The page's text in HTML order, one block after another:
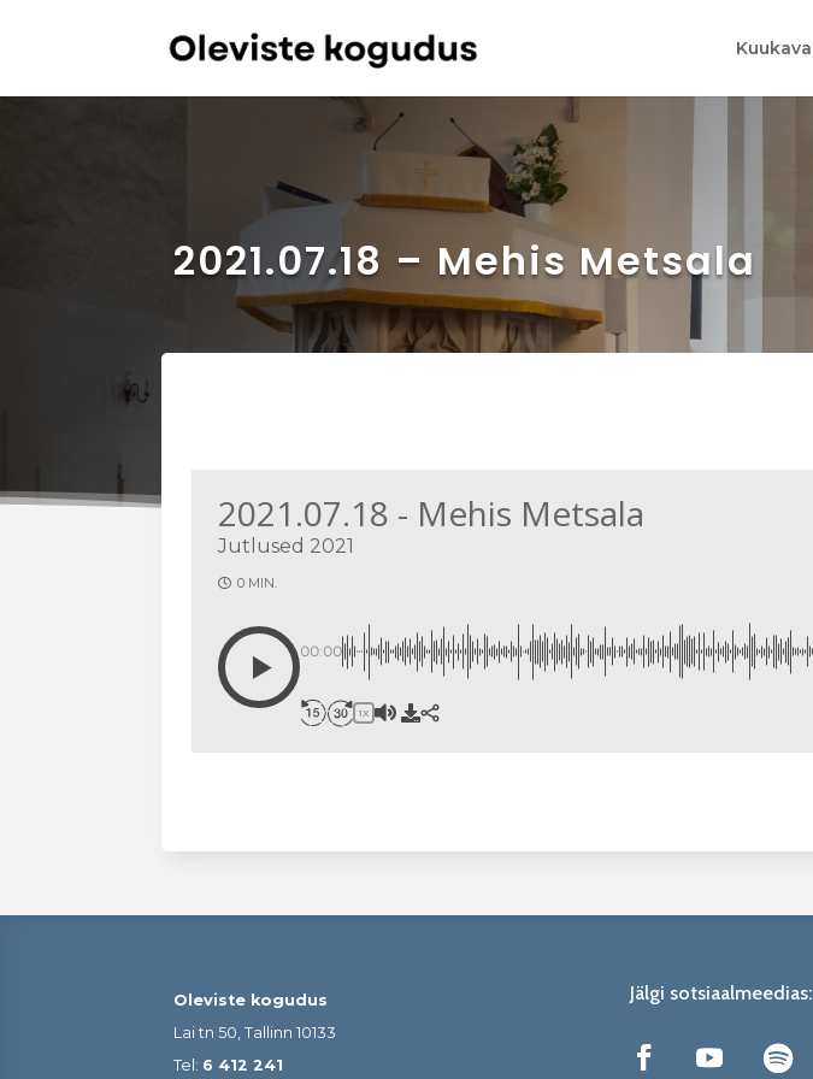
Kuukava
2021.07.18 – Mehis Metsala
2021.07.18 - Mehis Metsala
Jutlused 2021
0 MIN.
00:00
1X
Oleviste kogudus
Lai tn 50, Tallinn 10133
Tel: 6 412 241
Jälgi sotsiaalmeedias: